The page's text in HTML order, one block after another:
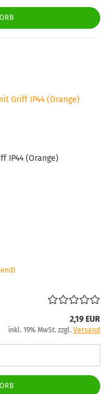
IP44 (Oran­ge)
2,19 EUR
inkl. 19% MwSt. zzgl. Versand